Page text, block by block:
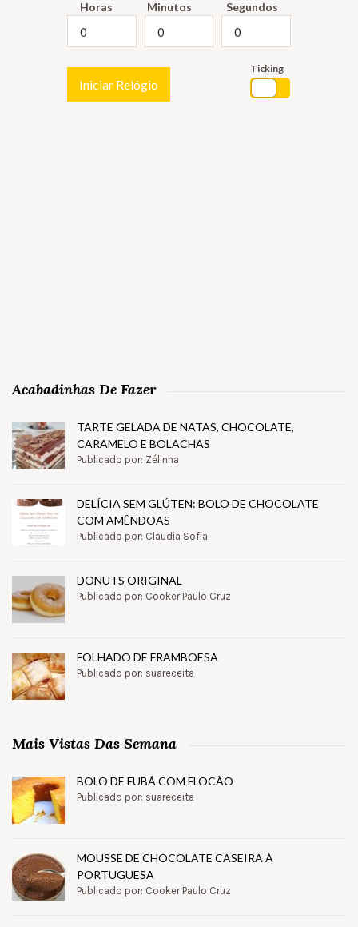
Horas Minutos Segundos
Iniciar Relógio
Ticking
Acabadinhas De Fazer
TARTE GELADA DE NATAS, CHOCOLATE,
CARAMELO E BOLACHAS
Publicado por: Zélinha
DELÍCIA SEM GLÚTEN: BOLO DE CHOCOLATE
COM AMÊNDOAS
Publicado por: Claudia Sofia
DONUTS ORIGINAL
Publicado por: Cooker Paulo Cruz
FOLHADO DE FRAMBOESA
Publicado por: suareceita
Mais Vistas Das Semana
BOLO DE FUBÁ COM FLOCÃO
Publicado por: suareceita
MOUSSE DE CHOCOLATE CASEIRA À
PORTUGUESA
Publicado por: Cooker Paulo Cruz